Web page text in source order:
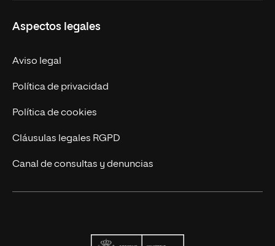
Trabaja en UNIR
Actualidad
Contáctanos
Aspectos legales
Aviso legal
Política de privacidad
Política de cookies
Cláusulas legales RGPD
Canal de consultas y denuncias